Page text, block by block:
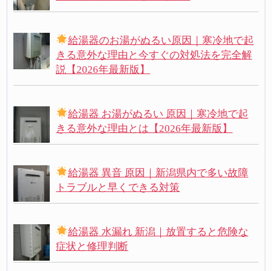
給湯器のお湯がぬるい原因｜寒冷地で起
きる意外な理由と今すぐの対処法を完全解
説【2026年最新版】
給湯器 お湯がぬるい 原因｜寒冷地で起
きる意外な理由とは【2026年最新版】
給湯器 異音 原因｜新潟県内で多い故障
トラブルと早くできる対策
給湯器 水漏れ 新潟｜放置すると危険な
症状と修理判断